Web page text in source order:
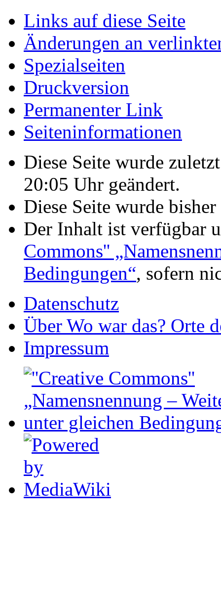
Links auf diese Seite
Änderungen an
Spezialseiten
Druckversion
Permanenter Link
Seiteninformationen
Diese Seite wurde
20:05 Uhr geändert.
Diese Seite wurde
Der Inhalt ist verfügbar
Commons''
Bedingungen“, sofern
Datenschutz
Über Wo war das? Orte
Impressum